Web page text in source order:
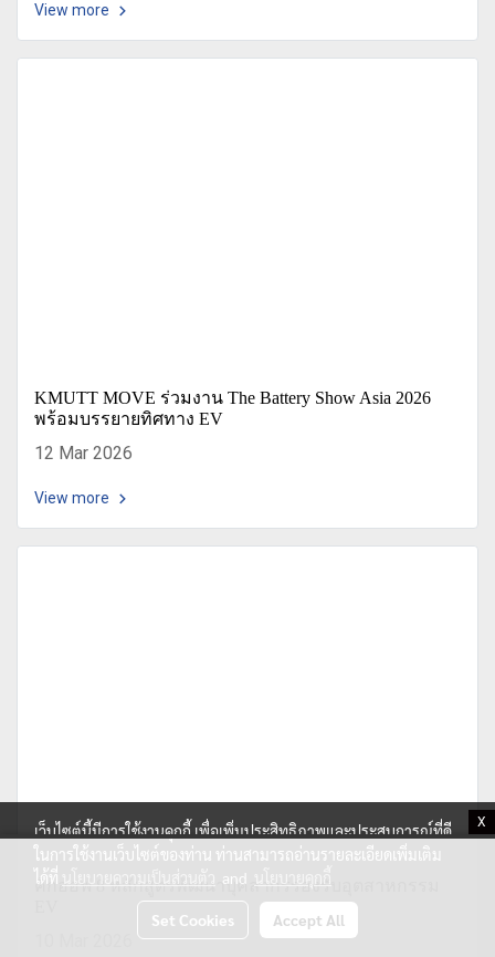
X
View more
KMUTT MOVE ร่วมงาน The Battery Show Asia 2026
พร้อมบรรยายทิศทาง EV
12 Mar 2026
View more
คิกออฟ 8 หลักสูตรพัฒนาบุคลากรรองรับอุตสาหกรรม
เว็บไซต์นี้มีการใช้งานคุกกี้ เพื่อเพิ่มประสิทธิภาพและประสบการณ์ที่ดี
ในการใช้งานเว็บไซต์ของท่าน ท่านสามารถอ่านรายละเอียดเพิ่มเติม
ได้ที่ นโยบายความเป็นส่วนตัว and นโยบายคุกกี้
Set Cookies Accept All